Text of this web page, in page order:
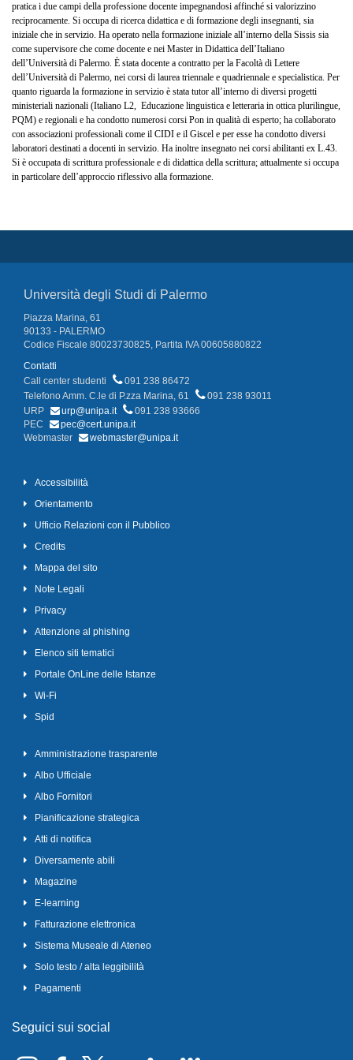
pratica i due campi della professione docente impegnandosi affinché si valorizzino
reciprocamente. Si occupa di ricerca didattica e di formazione degli insegnanti, sia
iniziale che in servizio. Ha operato nella formazione iniziale all’interno della Sissis sia
come supervisore che come docente e nei Master in Didattica dell’Italiano
dell’Università di Palermo. È stata docente a contratto per la Facoltà di Lettere
dell’Università di Palermo, nei corsi di laurea triennale e quadriennale e specialistica. Per
quanto riguarda la formazione in servizio è stata tutor all’interno di diversi progetti
ministeriali nazionali (Italiano L2, Educazione linguistica e letteraria in ottica plurilingue,
PQM) e regionali e ha condotto numerosi corsi Pon in qualità di esperto; ha collaborato
con associazioni professionali come il CIDI e il Giscel e per esse ha condotto diversi
laboratori destinati a docenti in servizio. Ha inoltre insegnato nei corsi abilitanti ex L.43.
Si è occupata di scrittura professionale e di didattica della scrittura; attualmente si occupa
in particolare dell’approccio riflessivo alla formazione.
Università degli Studi di Palermo
Piazza Marina, 61
90133 - PALERMO
Codice Fiscale 80023730825, Partita IVA 00605880822
Contatti
Call center studenti
091 238 86472
Telefono Amm. C.le di P.zza Marina, 61
091 238 93011
URP
urp@unipa.it
091 238 93666
PEC
pec@cert.unipa.it
Webmaster
webmaster@unipa.it
Accessibilità
Orientamento
Ufficio Relazioni con il Pubblico
Credits
Mappa del sito
Note Legali
Privacy
Attenzione al phishing
Elenco siti tematici
Portale OnLine delle Istanze
Wi-Fi
Spid
Amministrazione trasparente
Albo Ufficiale
Albo Fornitori
Pianificazione strategica
Atti di notifica
Diversamente abili
Magazine
E-learning
Fatturazione elettronica
Sistema Museale di Ateneo
Solo testo / alta leggibilità
Pagamenti
Seguici sui social